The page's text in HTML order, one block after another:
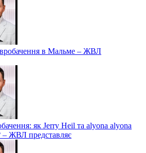
в Мальме – ЖВЛ
як Jerry Heil та alyona alyona
– ЖВЛ представляє